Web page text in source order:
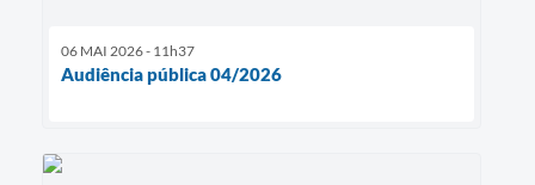
06 MAI 2026 - 11h37
Audiência pública 04/2026